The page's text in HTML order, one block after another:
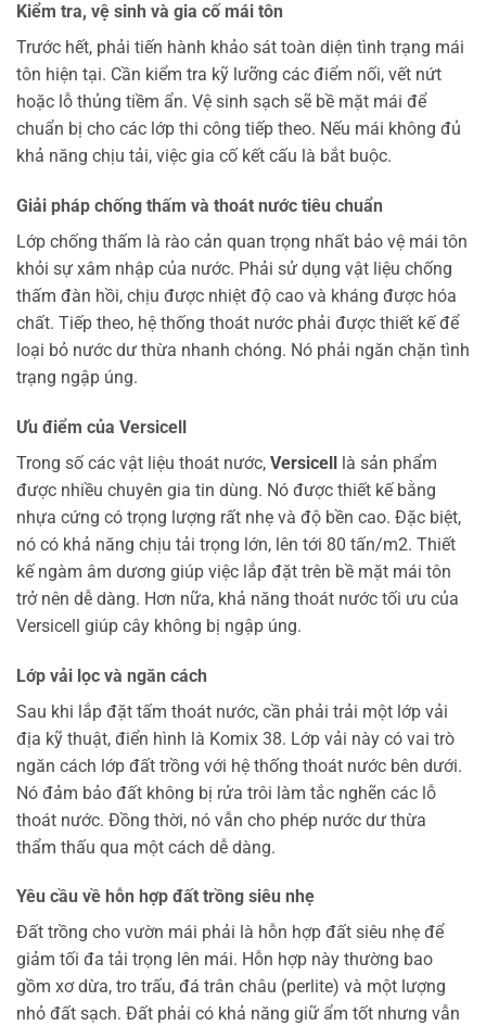
Kiểm tra, vệ sinh và gia cố mái tôn
Trước hết, phải tiến hành khảo sát toàn diện tình trạng mái
tôn hiện tại. Cần kiểm tra kỹ lưỡng các điểm nối, vết nứt
hoặc lỗ thủng tiềm ẩn. Vệ sinh sạch sẽ bề mặt mái để
chuẩn bị cho các lớp thi công tiếp theo. Nếu mái không đủ
khả năng chịu tải, việc gia cố kết cấu là bắt buộc.
Giải pháp chống thấm và thoát nước tiêu chuẩn
Lớp chống thấm là rào cản quan trọng nhất bảo vệ mái tôn
khỏi sự xâm nhập của nước. Phải sử dụng vật liệu chống
thấm đàn hồi, chịu được nhiệt độ cao và kháng được hóa
chất. Tiếp theo, hệ thống thoát nước phải được thiết kế để
loại bỏ nước dư thừa nhanh chóng. Nó phải ngăn chặn tình
trạng ngập úng.
Ưu điểm của Versicell
Trong số các vật liệu thoát nước, Versicell là sản phẩm
được nhiều chuyên gia tin dùng. Nó được thiết kế bằng
nhựa cứng có trọng lượng rất nhẹ và độ bền cao. Đặc biệt,
nó có khả năng chịu tải trọng lớn, lên tới 80 tấn/m2. Thiết
kế ngàm âm dương giúp việc lắp đặt trên bề mặt mái tôn
trở nên dễ dàng. Hơn nữa, khả năng thoát nước tối ưu của
Versicell giúp cây không bị ngập úng.
Lớp vải lọc và ngăn cách
Sau khi lắp đặt tấm thoát nước, cần phải trải một lớp vải
địa kỹ thuật, điển hình là Komix 38. Lớp vải này có vai trò
ngăn cách lớp đất trồng với hệ thống thoát nước bên dưới.
Nó đảm bảo đất không bị rửa trôi làm tắc nghẽn các lỗ
thoát nước. Đồng thời, nó vẫn cho phép nước dư thừa
thẩm thấu qua một cách dễ dàng.
Yêu cầu về hỗn hợp đất trồng siêu nhẹ
Đất trồng cho vườn mái phải là hỗn hợp đất siêu nhẹ để
giảm tối đa tải trọng lên mái. Hỗn hợp này thường bao
gồm xơ dừa, tro trấu, đá trân châu (perlite) và một lượng
nhỏ đất sạch. Đất phải có khả năng giữ ẩm tốt nhưng vẫn